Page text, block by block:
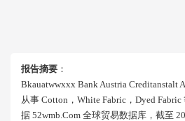
报告摘要 ：
Bkauatwwxxx Bank Austria Creditanstalt
从事 Cotton，white Fabric，dyed
据 52wmb.com 全球贸易数据库，截至